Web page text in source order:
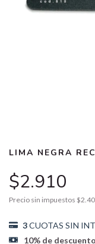
LIMA NEGRA
$2.910
Precio sin impuestos
3CUOTAS SIN
10% de descuento